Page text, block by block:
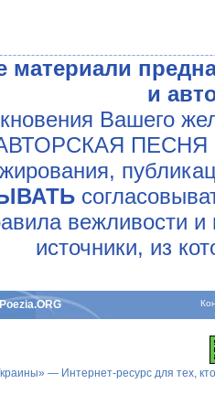
и
Вашего
ПЕСНЯ
вежливости и
источники, из
— Интернет-ресурс для тех,